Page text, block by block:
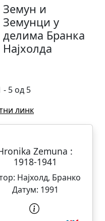
Земун и
Земунци у
делима Бранка
Најхолда
5 од 5
линк
Zemuna :
1918-1941
Најхолд, Бранко
Датум: 1991